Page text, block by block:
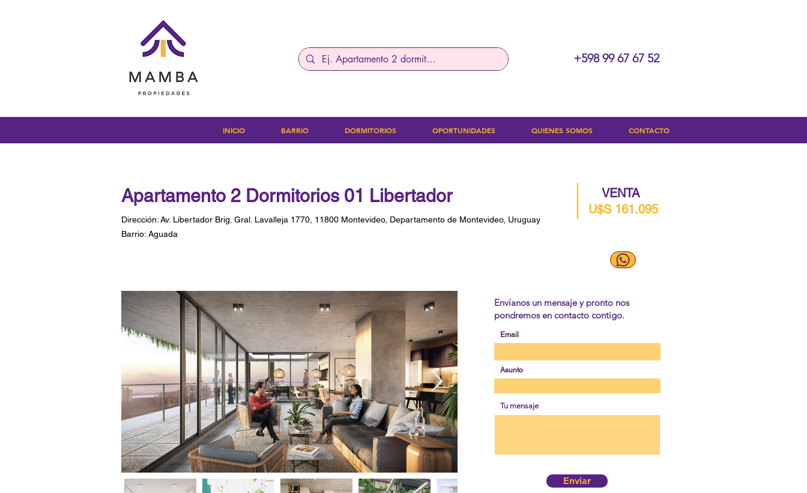
+598 99 67 67 52
Apartamento 2 Dormitorios 01 Libertador VENTA
Dirección:Av. Libertador Brig. Gral. Lavalleja 1770, 11800 Montevideo, Departamento de Montevideo, Uruguay
U$S 161.095
Barrio: Aguada
Envíanos un mensaje y pronto nos
pondremos en contacto contigo.
Email
Asunto
Tu mensaje
Enviar
INICIO BARRIO DORMITORIOS OPORTUNIDADES QUIENES SOMOS CONTACTO